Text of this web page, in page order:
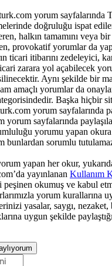
yorum sayfalarında
doğruluğu ispat
halkın tamamını veya
provokatif yorumlar da
ticari itibarını zedeleyici,
zarara yol açabilecek
Aynı şekilde bir
amaçlı yorumlar da
Başka hiçbir
yorum sayfalarında
yorum sayfalarında
yorumu yapan
bunlardan sorumlu
yapan her okur,
yayınlanan Kullanım
peşinen okumuş ve kabul
yorum kurallarına
yasalar, saygı,
uygun şekilde